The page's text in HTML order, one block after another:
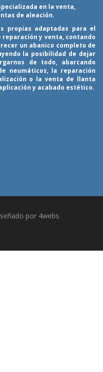
en la venta,
de aleación.
propias adaptadas para el
y venta, contando
un abanico completo de
la posibilidad de dejar
de todo, abarcando
neumáticos, la reparación
o la venta de llanta
y acabado estético.
por 4webs.